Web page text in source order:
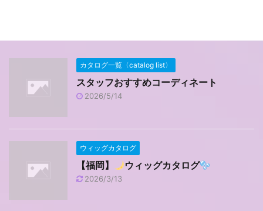
カタログ一覧〈catalog list〉
スタッフおすすめコーディネート
2026/5/14
ウィッグカタログ
【福岡】 ウィッグカタログ
2026/3/13